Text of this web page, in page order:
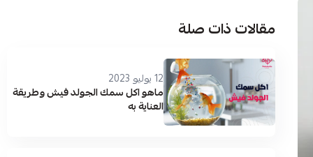
مقالات ذات صلة
12 يوليو 2023
ماهو اكل سمك الجولد فيش وطريقة
العناية به